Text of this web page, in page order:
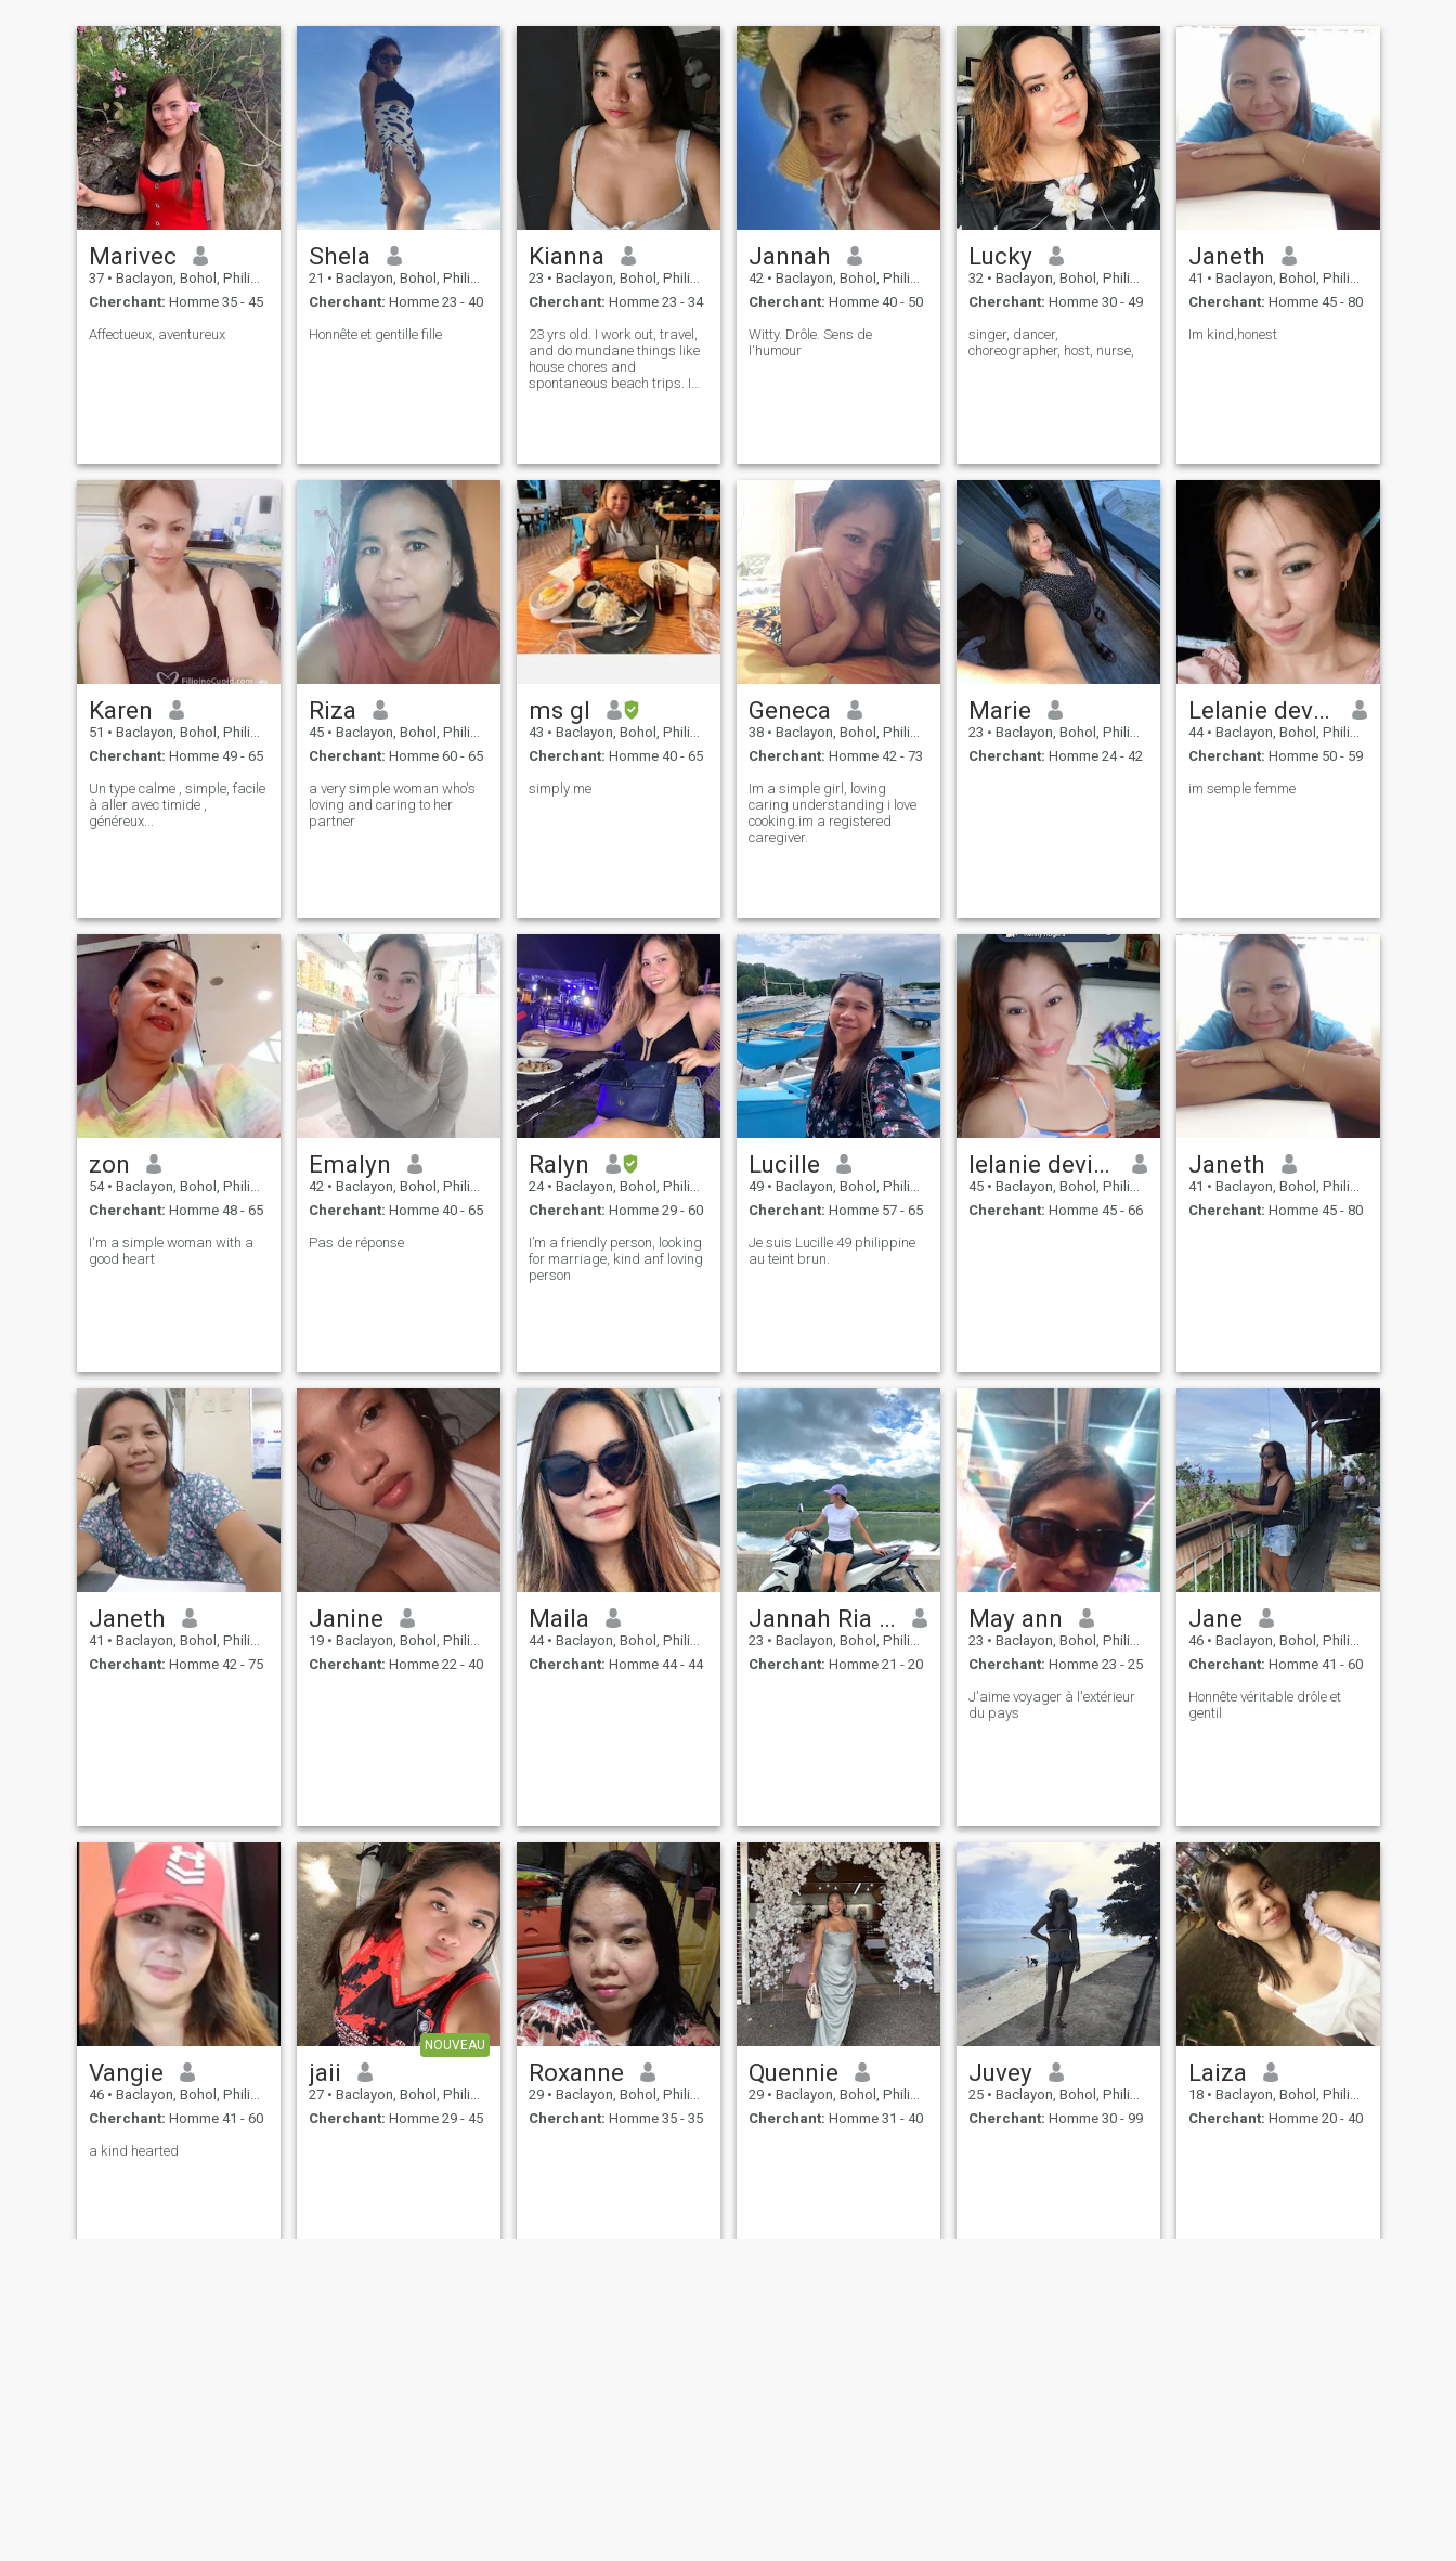
Marivec
37 • Baclayon, Bohol, Philippines
Cherchant: Homme 35 - 45
Affectueux, aventureux
Shela
21 • Baclayon, Bohol, Philippines
Cherchant: Homme 23 - 40
Honnête et gentille fille
Kianna
23 • Baclayon, Bohol, Philippines
Cherchant: Homme 23 - 34
23 yrs old. I work out, travel,
and do mundane things like
house chores and
spontaneous beach trips. I
Jannah
42 • Baclayon, Bohol, Philippines
Cherchant: Homme 40 - 50
Witty. Drôle. Sens de
l'humour
Lucky
32 • Baclayon, Bohol, Philippines
Cherchant: Homme 30 - 49
singer, dancer,
choreographer, host, nurse,
Janeth
41 • Baclayon, Bohol, Philippines
Cherchant: Homme 45 - 80
Im kind,honest
Karen
51 • Baclayon, Bohol, Philippines
Cherchant: Homme 49 - 65
Un type calme , simple, facile
à aller avec timide ,
généreux...
Riza
45 • Baclayon, Bohol, Philippines
Cherchant: Homme 60 - 65
a very simple woman who's
loving and caring to her
partner
ms gl
43 • Baclayon, Bohol, Philippines
Cherchant: Homme 40 - 65
simply me
Geneca
38 • Baclayon, Bohol, Philippines
Cherchant: Homme 42 - 73
Im a simple girl, loving
caring understanding i love
cooking.im a registered
caregiver.
Marie
23 • Baclayon, Bohol, Philippines
Cherchant: Homme 24 - 42
Lelanie devich
44 • Baclayon, Bohol, Philippines
Cherchant: Homme 50 - 59
im semple femme
zon
54 • Baclayon, Bohol, Philippines
Cherchant: Homme 48 - 65
I'm a simple woman with a
good heart
Emalyn
42 • Baclayon, Bohol, Philippines
Cherchant: Homme 40 - 65
Pas de réponse
Ralyn
24 • Baclayon, Bohol, Philippines
Cherchant: Homme 29 - 60
I’m a friendly person, looking
for marriage, kind anf loving
person
Lucille
49 • Baclayon, Bohol, Philippines
Cherchant: Homme 57 - 65
Je suis Lucille 49 philippine
au teint brun.
lelanie devich
45 • Baclayon, Bohol, Philippines
Cherchant: Homme 45 - 66
Janeth
41 • Baclayon, Bohol, Philippines
Cherchant: Homme 45 - 80
Janeth
41 • Baclayon, Bohol, Philippines
Cherchant: Homme 42 - 75
Janine
19 • Baclayon, Bohol, Philippines
Cherchant: Homme 22 - 40
Maila
44 • Baclayon, Bohol, Philippines
Cherchant: Homme 44 - 44
Jannah Ria Bologa
23 • Baclayon, Bohol, Philippines
Cherchant: Homme 21 - 20
May ann
23 • Baclayon, Bohol, Philippines
Cherchant: Homme 23 - 25
J'aime voyager à l'extérieur
du pays
Jane
46 • Baclayon, Bohol, Philippines
Cherchant: Homme 41 - 60
Honnête véritable drôle et
gentil
Vangie
46 • Baclayon, Bohol, Philippines
Cherchant: Homme 41 - 60
a kind hearted
NOUVEAU
jaii
27 • Baclayon, Bohol, Philippines
Cherchant: Homme 29 - 45
Roxanne
29 • Baclayon, Bohol, Philippines
Cherchant: Homme 35 - 35
Quennie
29 • Baclayon, Bohol, Philippines
Cherchant: Homme 31 - 40
Juvey
25 • Baclayon, Bohol, Philippines
Cherchant: Homme 30 - 99
Laiza
18 • Baclayon, Bohol, Philippines
Cherchant: Homme 20 - 40